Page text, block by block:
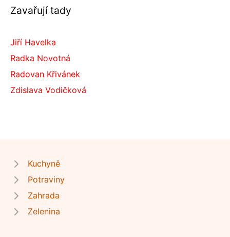
Zavařují tady
Jiří Havelka
Radka Novotná
Radovan Křivánek
Zdislava Vodičková
Kuchyně
Potraviny
Zahrada
Zelenina